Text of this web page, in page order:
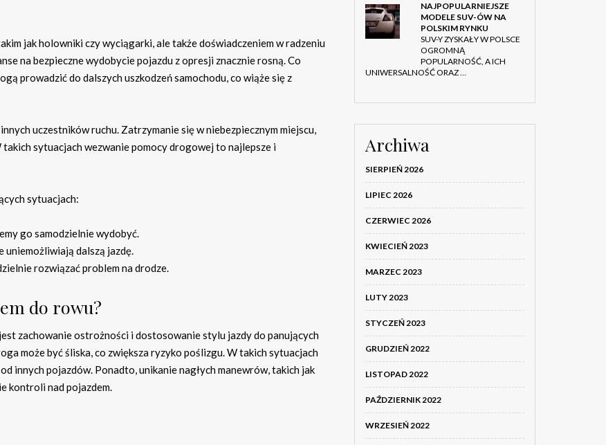
jak holowniki czy wyciągarki, ale także doświadczeniem w radzeniu
na bezpieczne wydobycie pojazdu z opresji znacznie rosną. Co
prowadzić do dalszych uszkodzeń samochodu, co wiąże się z
uczestników ruchu. Zatrzymanie się w niebezpiecznym miejscu,
sytuacjach wezwanie pomocy drogowej to najlepsze i
sytuacjach:
go samodzielnie wydobyć.
uniemożliwiają dalszą jazdę.
rozwiązać problem na drodze.
do rowu?
zachowanie ostrożności i dostosowanie stylu jazdy do panujących
może być śliska, co zwiększa ryzyko poślizgu. W takich sytuacjach
innych pojazdów. Ponadto, unikanie nagłych manewrów, takich jak
kontroli nad pojazdem.
NAJPOPULARNIEJSZE
MODELE SUV-ÓW NA
POLSKIM RYNKU
SUV-Y ZYSKAŁY W POLSCE
OGROMNĄ
POPULARNOŚĆ, A ICH
UNIWERSALNOŚĆ ORAZ …
Archiwa
SIERPIEŃ 2026
LIPIEC 2026
CZERWIEC 2026
KWIECIEŃ 2023
MARZEC 2023
LUTY 2023
STYCZEŃ 2023
GRUDZIEŃ 2022
LISTOPAD 2022
PAŹDZIERNIK 2022
WRZESIEŃ 2022